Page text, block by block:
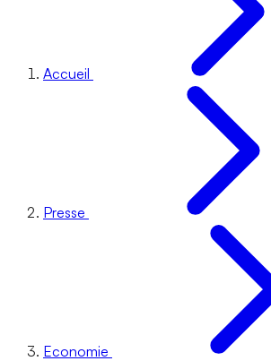
Accueil
Presse
Economie